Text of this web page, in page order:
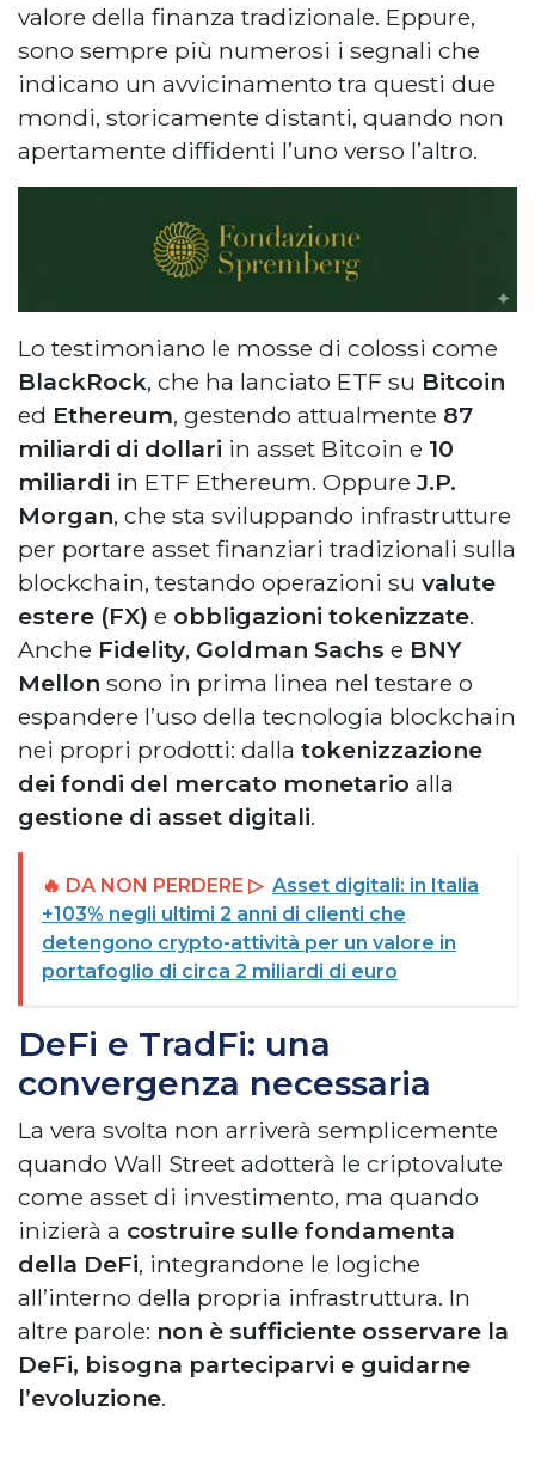
valore della finanza tradizionale. Eppure,
sono sempre più numerosi i segnali che
indicano un avvicinamento tra questi due
mondi, storicamente distanti, quando non
apertamente diffidenti l’uno verso l’altro.
Lo testimoniano le mosse di colossi come
BlackRock, che ha lanciato ETF su Bitcoin
ed Ethereum, gestendo attualmente 87
miliardi di dollari in asset Bitcoin e 10
miliardi in ETF Ethereum. OppureJ.P.
Morgan, che sta sviluppando infrastrutture
per portare asset finanziari tradizionali sulla
blockchain, testando operazioni su valute
estere (FX) e obbligazioni tokenizzate.
Anche Fidelity, Goldman Sachs e BNY
Mellon sono in prima linea nel testare o
espandere l’uso della tecnologia blockchain
nei propri prodotti: dalla tokenizzazione
dei fondi del mercato monetario alla
gestione di asset digitali.
🔥 DA NON PERDERE ▷ Asset digitali: in Italia
+103% negli ultimi 2 anni di clienti che
detengono crypto-attività per un valore in
portafoglio di circa 2 miliardi di euro
DeFi e TradFi: una
convergenza necessaria
La vera svolta non arriverà semplicemente
quando Wall Street adotterà le criptovalute
come asset di investimento, ma quando
inizierà a costruire sulle fondamenta
della DeFi, integrandone le logiche
all’interno della propria infrastruttura. In
altre parole: non è sufficiente osservare la
DeFi, bisogna parteciparvi e guidarne
l’evoluzione.